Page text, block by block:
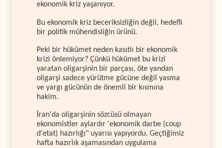
ekonomik kriz yaşanıyor.
Bu ekonomik kriz beceriksizliğin değil, hedefli
bir politik mühendisliğin ürünü.
Peki bir hükümet neden kasıtlı bir ekonomik
krizi önlemiyor? Çünkü hükümet bu krizi
yaratan oligarşinin bir parçası, öte yandan
oligarşi sadece yürütme gücüne değil yasma
ve yargı gücünün de önemli bir kısmına
hakim.
İran'da oligarşinin sözcüsü olmayan
ekonomistler aylardır 'ekonomik darbe (coup
d'etat) hazırlığı" uyarısı yapıyordu. Geçtiğimiz
hafta hazırlık aşamasından uygulama